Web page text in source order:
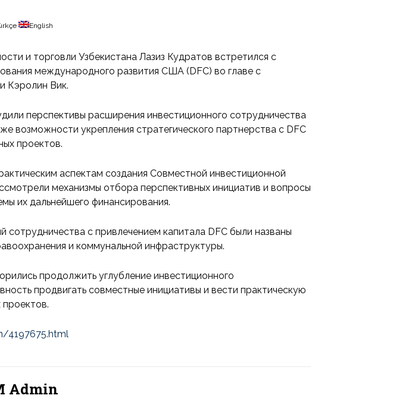
English
и торговли Узбекистана Лазиз Кудратов встретился с
международного развития США (DFC) во главе с
Кэролин Вик.
перспективы расширения инвестиционного сотрудничества
возможности укрепления стратегического партнерства с DFC
проектов.
аспектам создания Совместной инвестиционной
механизмы отбора перспективных инициатив и вопросы
их дальнейшего финансирования.
сотрудничества с привлечением капитала DFC были названы
и коммунальной инфраструктуры.
продолжить углубление инвестиционного
продвигать совместные инициативы и вести практическую
4197675.html
Admin